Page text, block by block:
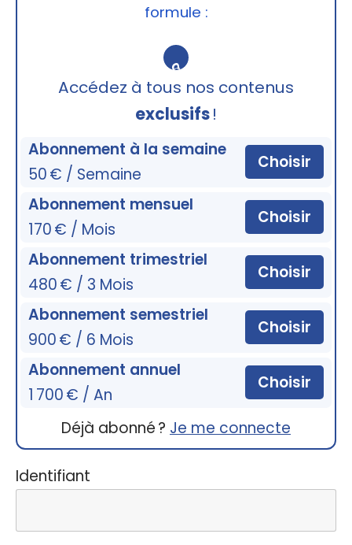
formule :
🔒
Accédez à tous nos contenus
exclusifs!
Abonnement à la semaine
50 € / Semaine
Choisir
Abonnement mensuel
170 € / Mois
Choisir
Abonnement trimestriel
480 € / 3 Mois
Choisir
Abonnement semestriel
900 € / 6 Mois
Choisir
Abonnement annuel
1 700 € / An
Choisir
Déjà abonné ? Je me connecte
Identifiant